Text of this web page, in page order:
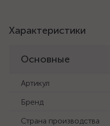
Характеристики
Основные
Артикул
Бренд
Страна производства